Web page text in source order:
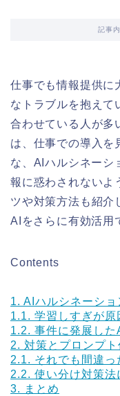
記事
仕事でも情報提供に
なトラブルを抱えて
合わせている人が多
は、仕事での導入を
な、AIハルシネーシ
報に惑わされないよ
ツや対策方法も紹介
AIをさらに有効活用
Contents
1. AIハルシネーショ
1.1. 学習しすぎが原
1.2. 事件に発展した
2. 対策とプロンプ
2.1. それでも間違
2.2. 使い分け対策法
3. まとめ